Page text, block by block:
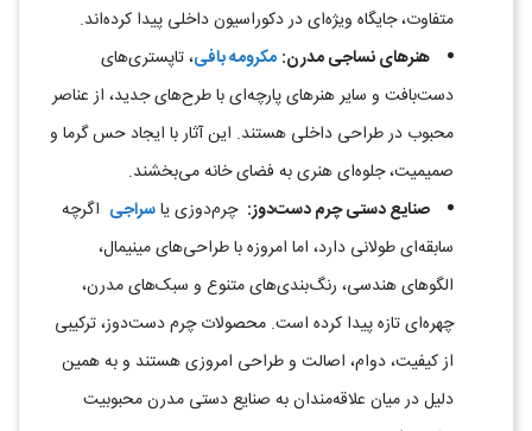
متفاوت، جایگاه ویژه‌ای در دکوراسیون داخلی پیدا کرده‌اند.
هنرهای نساجی مدرن: مکرومه‌ بافی، تاپستری‌های
دست‌بافت و سایر هنرهای پارچه‌ای با طرح‌های جدید، از عناصر
محبوب در طراحی داخلی هستند. این آثار با ایجاد حس گرما و
صمیمیت، جلوه‌ای هنری به فضای خانه می‌بخشند.
صنایع دستی چرم دست‌دوز: چرم‌دوزی یاسراجی اگرچه
سابقه‌ای طولانی دارد، اما امروزه با طراحی‌های مینیمال،
الگوهای هندسی، رنگ‌بندی‌های متنوع و سبک‌های مدرن،
چهره‌ای تازه پیدا کرده است. محصولات چرم دست‌دوز، ترکیبی
از کیفیت، دوام، اصالت و طراحی امروزی هستند و به همین
دلیل در میان علاقه‌مندان به صنایع دستی مدرن محبوبیت